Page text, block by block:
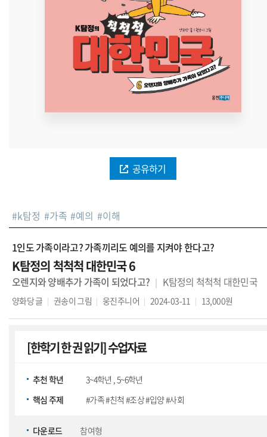
공유하기
#k탐정 #가족 #예의 #이해
1인도 가족이라고? 가족끼리도 예의를 지켜야 한다고?
K탐정의 척척척 대한민국 6
오렌지와 양배추가 가족이 되었다고? K탐정의 척척척 대한민국
양화당글 권송이 그림 웅진주니어 2024-03-11 13,000원
[한학기 한 권 읽기] 수업자료
추천 학년
3~4학년 , 5~6학년
핵심 주제
#가족 #친척 #조상 #입양 #사회
다운로드 참여형